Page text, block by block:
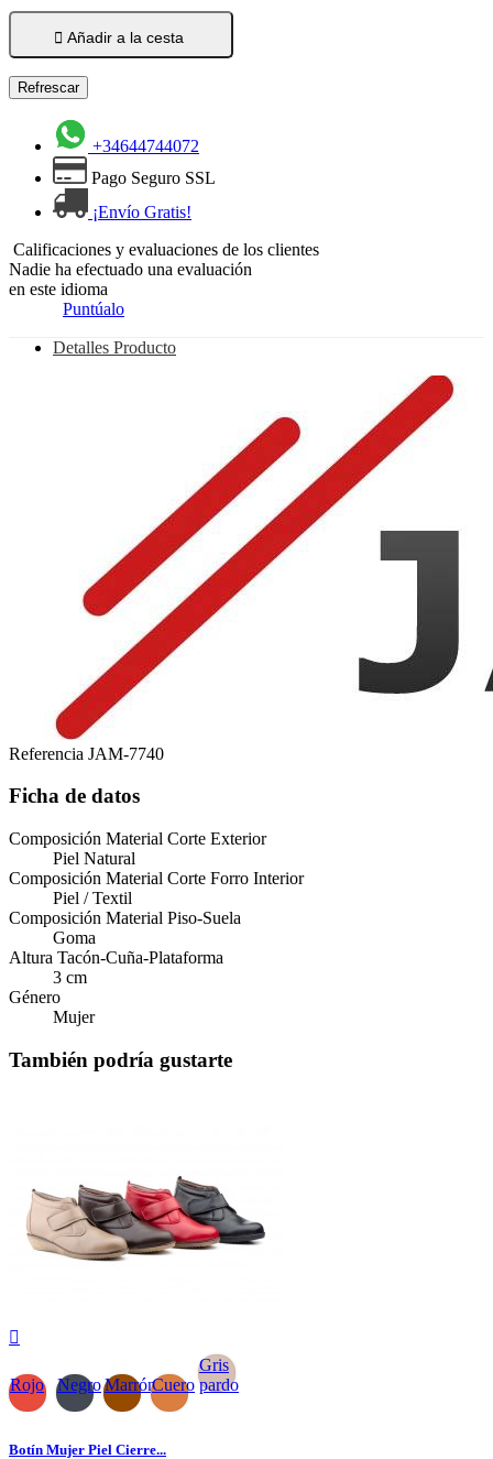
 Añadir a la cesta
+34644744072
Pago Seguro SSL
¡Envío Gratis!
Calificaciones y evaluaciones de los clientes
Nadie ha efectuado una evaluación
en este idioma
Puntúalo
Detalles Producto
Referencia JAM-7740
Ficha de datos
Composición Material Corte Exterior
Piel Natural
Composición Material Corte Forro Interior
Piel / Textil
Composición Material Piso-Suela
Goma
Altura Tacón-Cuña-Plataforma
3 cm
Género
Mujer
También podría gustarte

Rojo NegroMarrónCuero
Gris
pardo
Botín Mujer Piel Cierre...